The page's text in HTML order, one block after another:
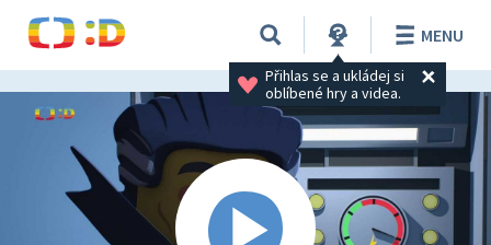
Přihlas se a ukládej si
oblíbené hry a videa.
MENU